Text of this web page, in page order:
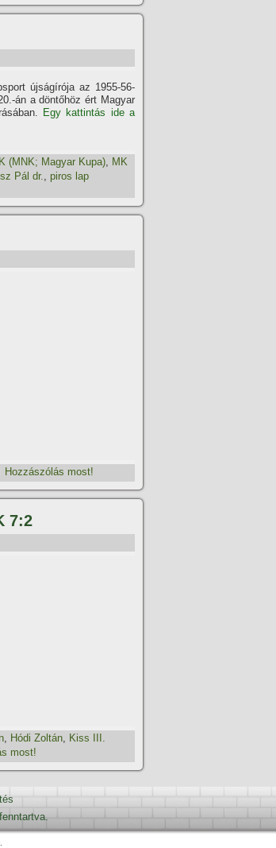
újságí­rója az 1955-56-
án a döntőhöz ért Magyar
Egy kattintás ide a
(MNK; Magyar Kupa), MK
Pál dr., piros lap
Hozzászólás most!
7:2
, Hódi Zoltán, Kiss III.
most!